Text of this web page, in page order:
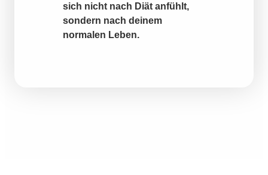
sich nicht nach Diät anfühlt,
sondern nach deinem
normalen Leben.